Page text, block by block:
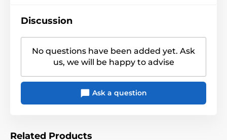
Discussion
No questions have been added yet. Ask
us, we will be happy to advise
Ask a question
Related Products